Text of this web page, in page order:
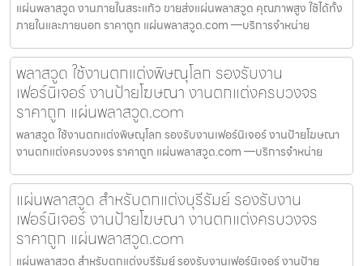
แผ่นพลาสวูด งานภายในสระแก้ว ขายส่งแผ่นพลาสวูด คุณภาพสูง ใช้ได้ทั้ง
ภายในและภายนอก ราคาถูก แผ่นพลาสวูด.com —บริการจำหน่าย
พลาสวูด ใช้งานตกแต่งพิษณุโลก รองรับงาน
เฟอร์นิเจอร์ งานป้ายโฆษณา งานตกแต่งครบวงจร
ราคาถูก แผ่นพลาสวูด.com
พลาสวูด ใช้งานตกแต่งพิษณุโลก รองรับงานเฟอร์นิเจอร์ งานป้ายโฆษณา
งานตกแต่งครบวงจร ราคาถูก แผ่นพลาสวูด.com —บริการจำหน่าย
แผ่นพลาสวูด สำหรับตกแต่งบุรีรัมย์ รองรับงาน
เฟอร์นิเจอร์ งานป้ายโฆษณา งานตกแต่งครบวงจร
ราคาถูก แผ่นพลาสวูด.com
แผ่นพลาสวูด สำหรับตกแต่งบุรีรัมย์ รองรับงานเฟอร์นิเจอร์ งานป้าย